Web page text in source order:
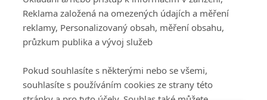
Ochrana osobních údajů|Zásady používání cookies |Pravidla webu
Upravit nastavení soukromí
Reklama založená na omezených údajích a měření
reklamy, Personalizovaný obsah, měření obsahu,
průzkum publika a vývoj služeb
Pokud souhlasíte s některými nebo se všemi,
souhlasíte s používáním cookies ze strany této